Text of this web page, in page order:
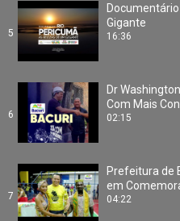
5
Gigante
16:36
6
Dr
Com Mais
02:15
7
Prefeitura de
em
04:22